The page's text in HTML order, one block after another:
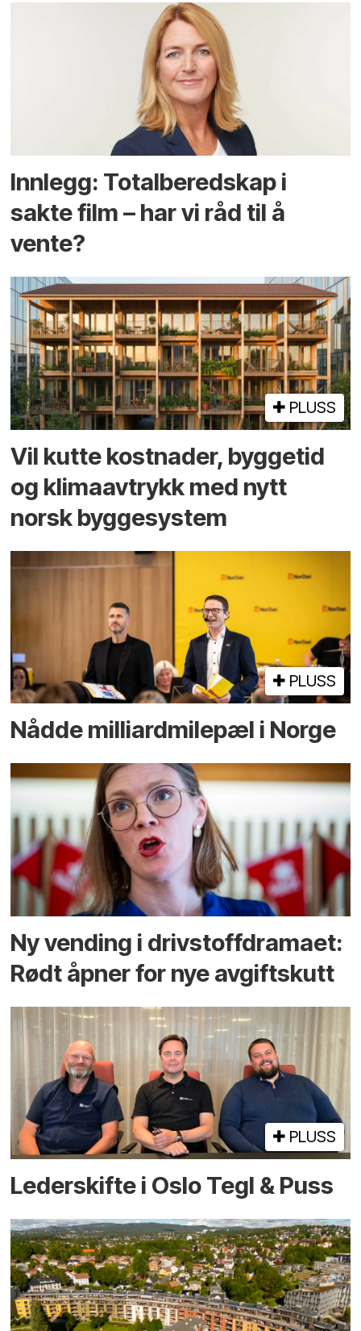
Innlegg: Totalberedskap i
sakte film – har vi råd til å
vente?
PLUSS
Vil kutte kostnader, byggetid
og klima­avtrykk med nytt
norsk bygge­system
PLUSS
Nådde milliard­­milepæl i Norge
Ny vending i drivstoffdramaet:
Rødt åpner for nye avgiftskutt
PLUSS
Lederskifte i Oslo Tegl & Puss